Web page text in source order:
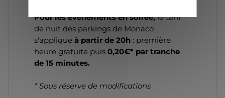
Pour les événements en soirée,le tarif
de nuit des parkings de Monaco
s'applique à partir de 20h : première
heure gratuite puis 0,20€* par tranche
de 15 minutes.
* Sous réserve de modifications